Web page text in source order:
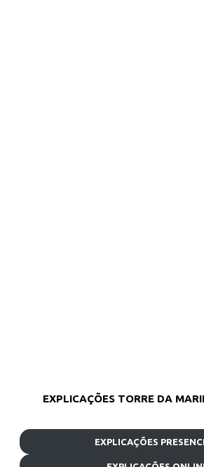
EXPLICAÇÕES TORRE DA
EXPLICAÇÕES